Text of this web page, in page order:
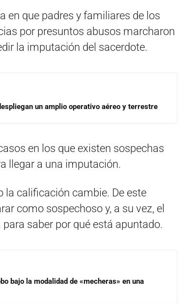
en que padres y familiares de los
por presuntos abusos marcharon
la imputación del sacerdote.
un amplio operativo aéreo y terrestre
en los que existen sospechas
llegar a una imputación.
la calificación cambie. De este
como sospechoso y, a su vez, el
saber por qué está apuntado.
bajo la modalidad de «mecheras» en una